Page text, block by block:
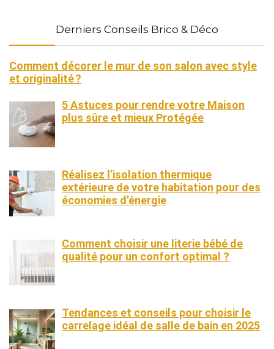
Derniers Conseils Brico & Déco
Comment décorer le mur de son salon avec style
et originalité ?
5 Astuces pour rendre votre Maison
plus sûre et mieux Protégée
Réalisez l’isolation thermique
extérieure de votre habitation pour des
économies d’énergie
Comment choisir une literie bébé de
qualité pour un confort optimal ?
Tendances et conseils pour choisir le
carrelage idéal de salle de bain en 2025